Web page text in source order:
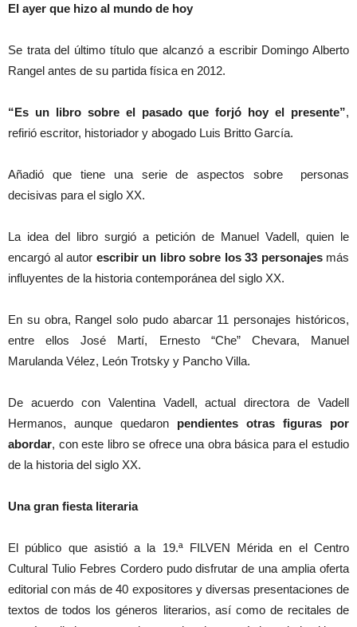
El ayer que hizo al mundo de hoy
Se trata del último título que alcanzó a escribir Domingo Alberto
Rangel antes de su partida física en 2012.
“Es un libro sobre el pasado que forjó hoy el presente”,
refirió escritor, historiador y abogado Luis Britto García.
Añadió que tiene una serie de aspectos sobre personas
decisivas para el siglo XX.
La idea del libro surgió a petición de Manuel Vadell, quien le
encargó al autor escribir un libro sobre los 33 personajesmás
influyentes de la historia contemporánea del siglo XX.
En su obra, Rangel solo pudo abarcar 11 personajes históricos,
entre ellos José Martí, Ernesto “Che” Chevara, Manuel
Marulanda Vélez, León Trotsky y Pancho Villa.
De acuerdo con Valentina Vadell, actual directora de Vadell
Hermanos, aunque quedaron pendientes otras figuras por
abordar, con este libro se ofrece una obra básica para el estudio
de la historia del siglo XX.
Una gran fiesta literaria
El público que asistió a la 19.ª FILVEN Mérida en el Centro
Cultural Tulio Febres Cordero pudo disfrutar de una amplia oferta
editorial con más de 40 expositores y diversas presentaciones de
textos de todos los géneros literarios, así como de recitales de